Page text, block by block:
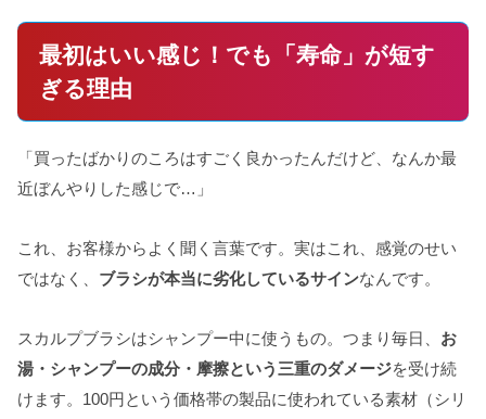
最初はいい感じ！でも「寿命」が短す
ぎる理由
「買ったばかりのころはすごく良かったんだけど、なんか最
近ぼんやりした感じで…」
これ、お客様からよく聞く言葉です。実はこれ、感覚のせい
ではなく、 ブラシが本当に劣化しているサインなんです。
スカルプブラシはシャンプー中に使うもの。つまり毎日、 お
湯・シャンプーの成分・摩擦という三重のダメージを受け続
けます。100円という価格帯の製品に使われている素材（シリ